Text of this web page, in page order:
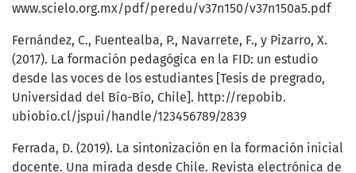
www.scielo.org.mx/pdf/peredu/v37n150/v37n150a5.pdf
Fernández, C., Fuentealba, P., Navarrete, F., y Pizarro, X.
(2017). La formación pedagógica en la FID: un estudio
desde las voces de los estudiantes [Tesis de pregrado,
Universidad del Bío-Bío, Chile]. http://repobib.
ubiobio.cl/jspui/handle/123456789/2839
Ferrada, D. (2019). La sintonización en la formación inicial
docente. Una mirada desde Chile. Revista electrónica de